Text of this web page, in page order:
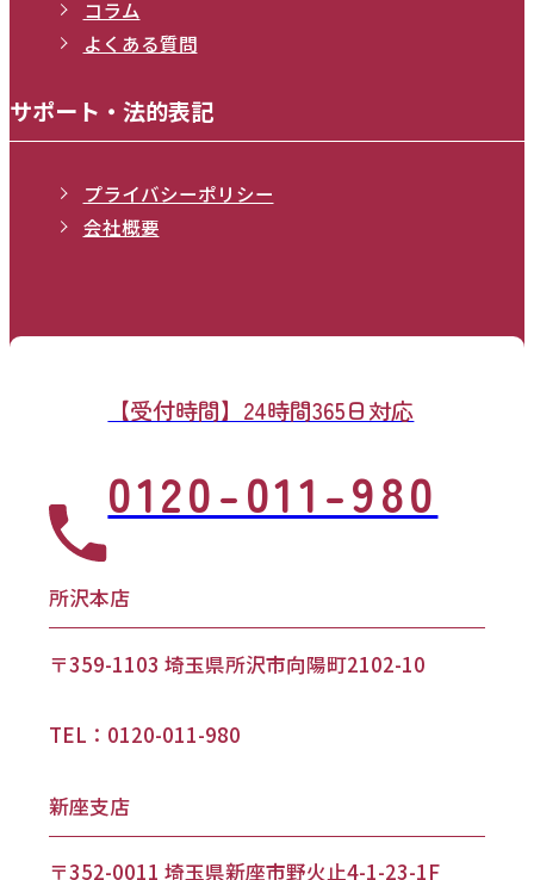
コラム
よくある質問
サポート・法的表記
プライバシーポリシー
会社概要
【受付時間】24時間365日対応
0120-011-980
所沢本店
〒359-1103 埼玉県所沢市向陽町2102-10
TEL：0120-011-980
新座支店
〒352-0011 埼玉県新座市野火止4-1-23-1F